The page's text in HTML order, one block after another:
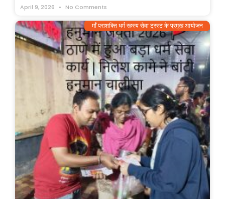
April 9, 2026 No Comments
माँ पराशक्ति धर्म रहस्य सेवा ट्रस्ट के प्रमुख आयोजन